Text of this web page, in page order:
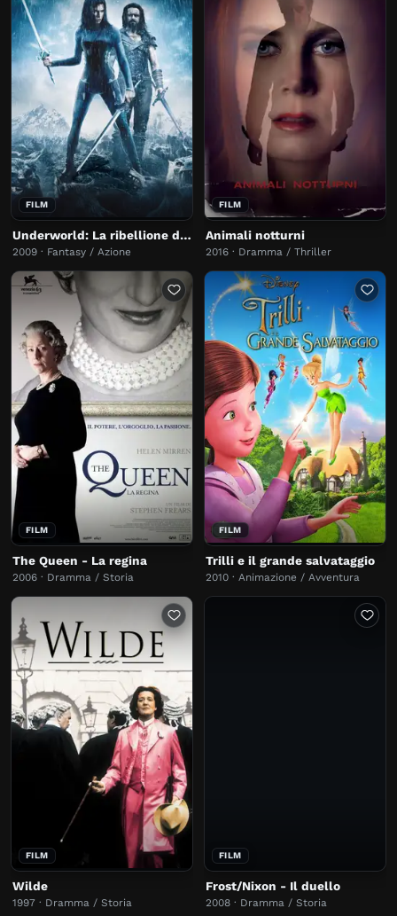
FILM
Underworld: La ribellione dei Lycans
2009 · Fantasy / Azione
FILM
Animali notturni
2016 · Dramma / Thriller
FILM
The Queen - La regina
2006 · Dramma / Storia
FILM
Trilli e il grande salvataggio
2010 · Animazione / Avventura
FILM
Wilde
1997 · Dramma / Storia
FILM
Frost/Nixon - Il duello
2008 · Dramma / Storia